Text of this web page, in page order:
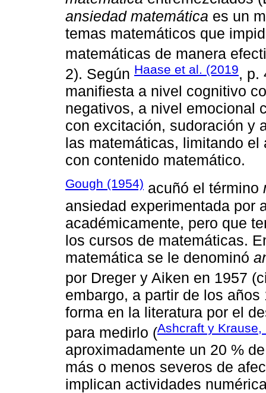
ansiedad matemática es un
temas matemáticos que
matemáticas de manera
2). Según Haase et al. (2019, p.
manifiesta a nivel cognitivo
negativos, a nivel emocional
con excitación, sudoración y
las matemáticas, limitando
con contenido matemático.
Gough (1954) acuñó el término
ansiedad experimentada por
académicamente, pero que
los cursos de matemáticas.
matemática se le denominó
por Dreger y Aiken en 1957
embargo, a partir de los
forma en la literatura por el
para medirlo (Ashcraft y Krause,
aproximadamente un 20 %
más o menos severos de
implican actividades